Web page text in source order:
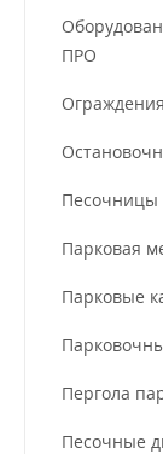
ПРО
Песочницы
Парковая
Парковые
Пергола
Песочные